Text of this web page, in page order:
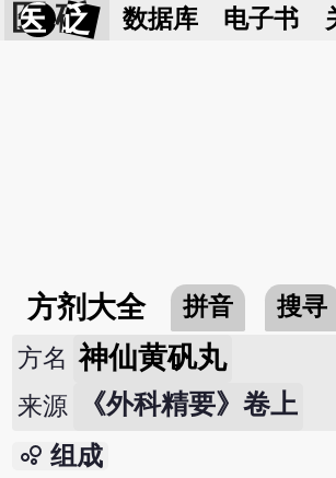
医 砭 数据库 电子书
方剂大全 拼音 搜寻
方名 神仙黄矾丸
来源 《外科精要》卷上
bubble_chart 组成